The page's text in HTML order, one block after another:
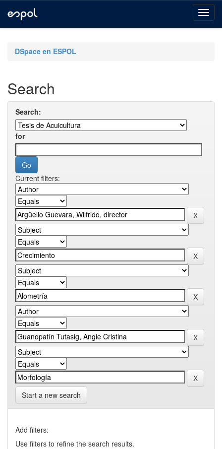
navigationDSpace en ESPOL
Search
Search:
for
Current filters:
Start a new search
Add filters:
Use filters to refine the search results.